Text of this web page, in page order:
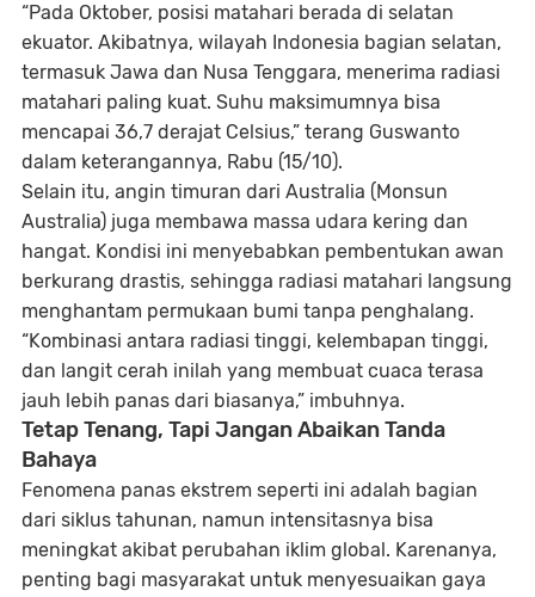
“Pada Oktober, posisi matahari berada di selatan
ekuator. Akibatnya, wilayah Indonesia bagian selatan,
termasuk Jawa dan Nusa Tenggara, menerima radiasi
matahari paling kuat. Suhu maksimumnya bisa
mencapai 36,7 derajat Celsius,” terang Guswanto
dalam keterangannya, Rabu (15/10).
Selain itu, angin timuran dari Australia (Monsun
Australia) juga membawa massa udara kering dan
hangat. Kondisi ini menyebabkan pembentukan awan
berkurang drastis, sehingga radiasi matahari langsung
menghantam permukaan bumi tanpa penghalang.
“Kombinasi antara radiasi tinggi, kelembapan tinggi,
dan langit cerah inilah yang membuat cuaca terasa
jauh lebih panas dari biasanya,” imbuhnya.
Tetap Tenang, Tapi Jangan Abaikan Tanda
Bahaya
Fenomena panas ekstrem seperti ini adalah bagian
dari siklus tahunan, namun intensitasnya bisa
meningkat akibat perubahan iklim global. Karenanya,
penting bagi masyarakat untuk menyesuaikan gaya